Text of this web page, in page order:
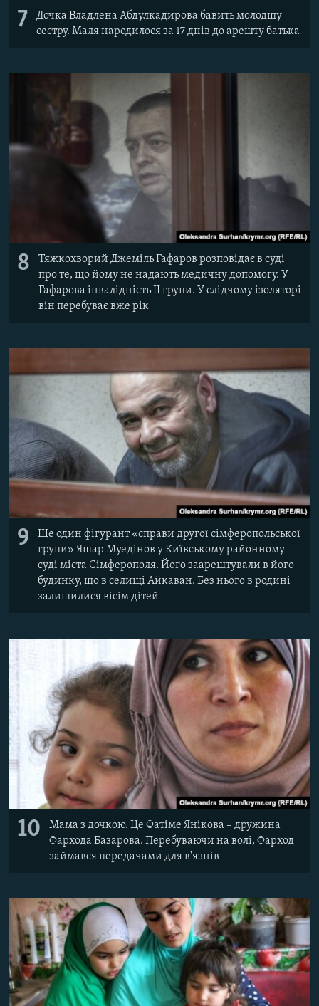
7
Дочка Владлена Абдулкадирова бавить молодшу
сестру. Маля народилося за 17 днів до арешту батька
8
Тяжкохворий Джеміль Гафаров розповідає в суді
про те, що йому не надають медичну допомогу. У
Гафарова інвалідність II групи. У слідчому ізоляторі
він перебуває вже рік
9
Ще один фігурант «справи другої сімферопольської
групи» Яшар Муедінов у Київському районному
суді міста Сімферополя. Його заарештували в його
будинку, що в селищі Айкаван. Без нього в родині
залишилися вісім дітей
10
Мама з дочкою. Це Фатіме Янікова – дружина
Фархода Базарова. Перебуваючи на волі, Фарход
займався передачами для в'язнів